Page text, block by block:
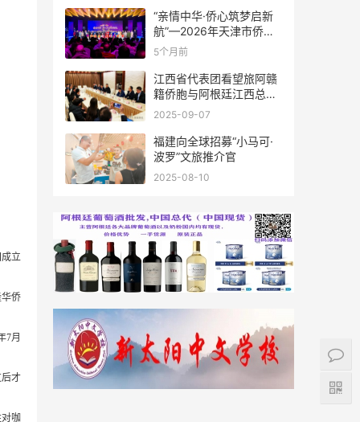
立
侨
7月
才
咖
结！
“亲情中华·侨心筑梦启新
航”—2026年天津市侨界
新春联谊活动成功举办
5个月前
江西省代表团看望旅阿赣
籍侨胞与阿根廷江西总商
会座谈
2025-09-07
福建向全球招募“小马可·
波罗”文旅推介官
2025-08-10